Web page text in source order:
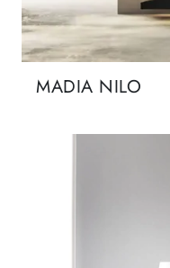
MADIA NILO